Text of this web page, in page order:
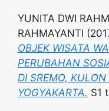
YUNITA DWI
RAHMAYANTI
OBJEK WISATA
PERUBAHAN
DI SREMO,
YOGYAKARTA. S1